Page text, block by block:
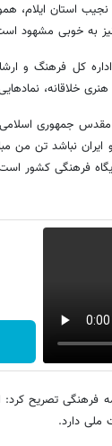
استان ایلام،
نیز به خوبی مشهود
خلاقانه،
مقدس جمهوری
نباشد تن من
فرهنگی کشور
فرهنگی تصریح کرد:
دارد.